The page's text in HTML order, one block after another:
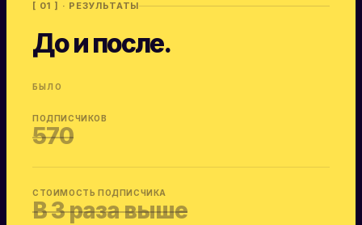
[ 01 ] · РЕЗУЛЬТАТЫ
До и после.
БЫЛО
ПОДПИСЧИКОВ
570
СТОИМОСТЬ ПОДПИСЧИКА
В 3 раза выше